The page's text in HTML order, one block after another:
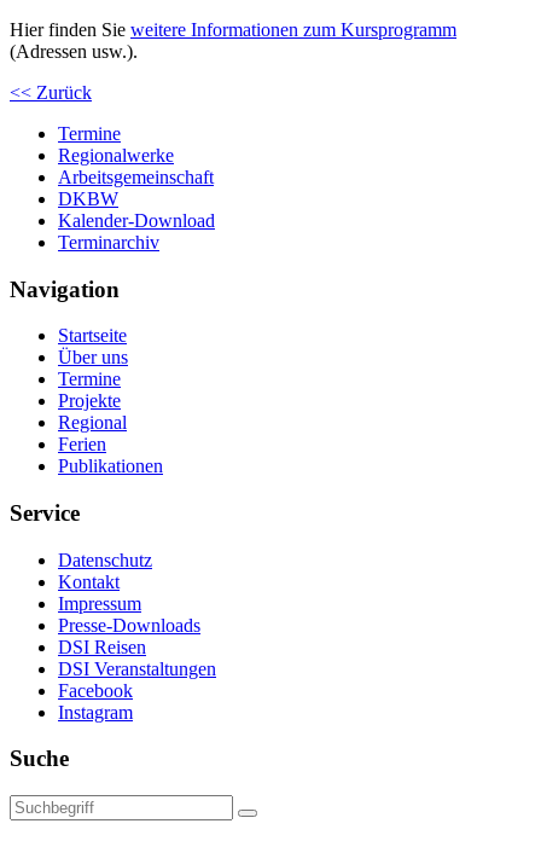
Hier finden Sie weitere Informationen zum Kursprogramm
(Adressen usw.).
<< Zurück
Termine
Regionalwerke
Arbeitsgemeinschaft
DKBW
Kalender-Download
Terminarchiv
Navigation
Startseite
Über uns
Termine
Projekte
Regional
Ferien
Publikationen
Service
Datenschutz
Kontakt
Impressum
Presse-Downloads
DSI Reisen
DSI Veranstaltungen
Facebook
Instagram
Suche